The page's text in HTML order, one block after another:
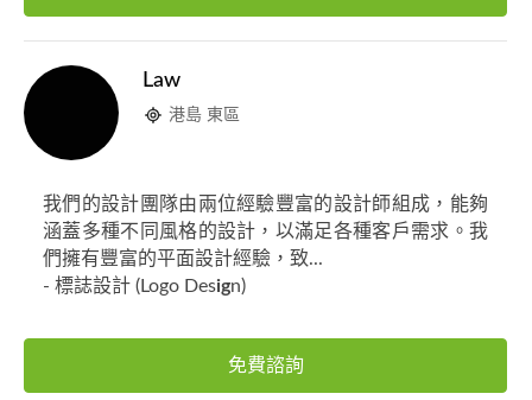
Law
港島 東區
我們的設計團隊由兩位經驗豐富的設計師組成，能夠
涵蓋多種不同風格的設計，以滿足各種客戶需求。我
們擁有豐富的平面設計經驗，致...
- 標誌設計 (Logo Design)
免費諮詢